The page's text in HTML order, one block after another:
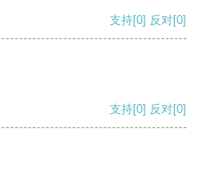
支持[0] 反对[0]
支持[0] 反对[0]